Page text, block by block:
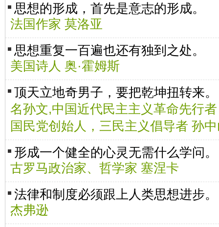
思想的形成，首先是意志的形成。
法国作家 莫洛亚
思想重复一百遍也还有独到之处。
美国诗人 奥·霍姆斯
顶天立地奇男子，要把乾坤扭转来
名孙文,中国近代民主主义革命先行
国民党创始人，三民主义倡导者 孙
形成一个健全的心灵无需什么学问。
古罗马政治家、哲学家 塞涅卡
法律和制度必须跟上人类思想进步。
杰弗逊